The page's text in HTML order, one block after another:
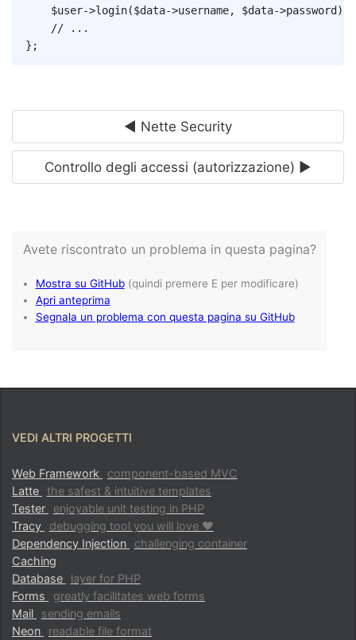
$user->login($data->username, $data->password )
// ...
} ;
◄ Nette Security
Controllo degli accessi (autorizzazione) ►
VEDI ALTRI PROGETTI
Web Framework
component-based MVC
Latte the safest & intuitive templates
Tester
enjoyable unit testing in PHP
Tracy
debugging tool you will love ♥
Dependency Injection
challenging container
Caching
Database
layer for PHP
Forms
greatly facilitates web forms
Mail
sending emails
Neon
readable file format